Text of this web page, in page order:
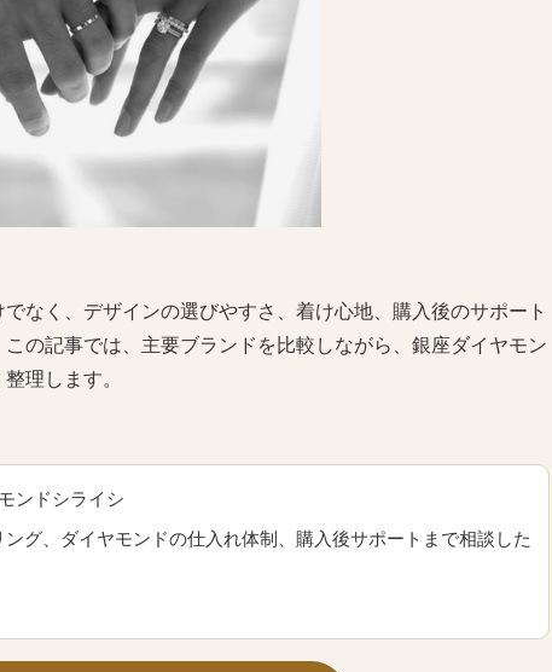
なく、デザインの選びやすさ、着け心地、購入後のサポート
の記事では、主要ブランドを比較しながら、銀座ダイヤモン
理します。
ンドシライシ
グ、ダイヤモンドの仕入れ体制、購入後サポートまで相談した